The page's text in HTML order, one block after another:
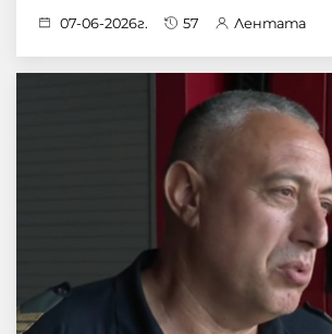
07-06-2026г. 57 Лентата